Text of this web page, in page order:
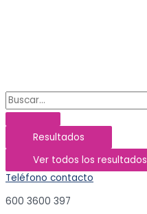
Resultados
Ver todos los resultados
Teléfono contacto
600 3600 397